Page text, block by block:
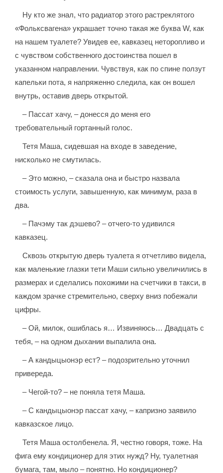
Ну кто же знал, что радиатор этого растреклятого
«Фольксвагена» украшает точно такая же буква W, как
на нашем туалете? Увидев ее, кавказец неторопливо и
с чувством собственного достоинства пошел в
указанном направлении. Чувствуя, как по спине ползут
капельки пота, я напряженно следила, как он вошел
внутрь, оставив дверь открытой.
– Пассат хачу, – донесся до меня его
требовательный гортанный голос.
Тетя Маша, сидевшая на входе в заведение,
нисколько не смутилась.
– Это можно, – сказала она и быстро назвала
стоимость услуги, завышенную, как минимум, раза в
два.
– Пачэму так дэшево? – отчего-то удивился
кавказец.
Сквозь открытую дверь туалета я отчетливо видела,
как маленькие глазки тети Маши сильно увеличились в
размерах и сделались похожими на счетчики в такси, в
каждом зрачке стремительно, сверху вниз побежали
цифры.
– Ой, милок, ошиблась я… Извиняюсь… Двадцать с
тебя, – на одном дыхании выпалила она.
– А кандыцыонэр ест? – подозрительно уточнил
привереда.
– Чегой-то? – не поняла тетя Маша.
– С кандыцыонэр пассат хачу, – капризно заявило
кавказское лицо.
Тетя Маша остолбенела. Я, честно говоря, тоже. На
фига ему кондиционер для этих нужд? Ну, туалетная
бумага, там, мыло – понятно. Но кондиционер?